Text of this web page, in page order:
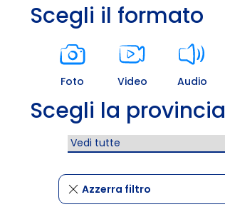
Scegli il formato
Foto Video Audio
Scegli la provincia
Azzerra filtro